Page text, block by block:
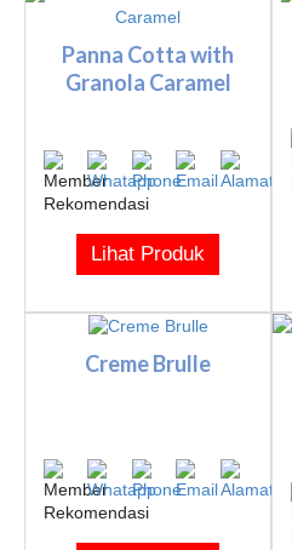
Panna Cotta with
Granola Caramel
Lihat Produk
Creme Brulle